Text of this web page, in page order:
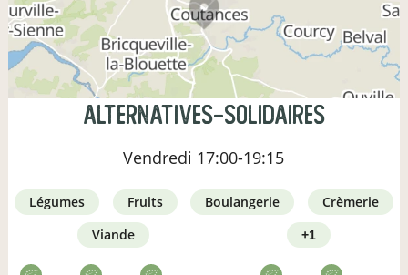
Alternatives-Solidaires
Vendredi 17:00-19:15
légumes fruits boulangerie
crèmerie
viande
+1